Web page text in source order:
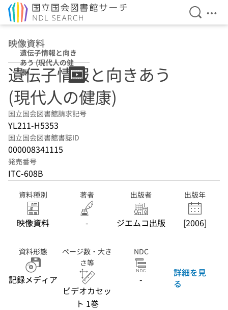
検索を
メ
映像資料
遺伝子情報と向き
あう (現代人の健
康)
遺伝子情報と向きあう
(現代人の健康)
国立国会図書館請求記号
YL211-H5353
国立国会図書館書誌ID
000008341115
発売番号
ITC-608B
資料種別
映像資料
著者
-
出版者
ジエムコ出版
出版年
[2006]
資料形態
記録メディア
ページ数・大き
さ等
ビデオカセッ
ト 1巻
NDC
-
詳細を見
る